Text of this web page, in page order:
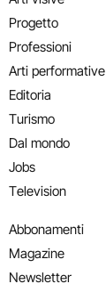
Progetto
Professioni
Arti performative
Editoria
Turismo
Dal mondo
Jobs
Television
Abbonamenti
Magazine
Newsletter